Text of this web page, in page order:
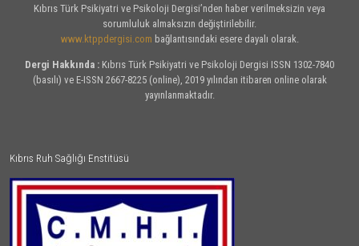
Kıbrıs Türk Psikiyatri ve Psikoloji Dergisi’nden haber verilmeksizin veya
sorumluluk almaksızın değiştirilebilir.
www.ktppdergisi.com bağlantısındaki esere dayalı olarak.
Dergi Hakkında : Kıbrıs Türk Psikiyatri ve Psikoloji Dergisi ISSN 1302-7840
(basılı) ve E-ISSN 2667-8225 (online), 2019 yılından itibaren online olarak
yayınlanmaktadır.
Kıbrıs Ruh Sağlığı Enstitüsü